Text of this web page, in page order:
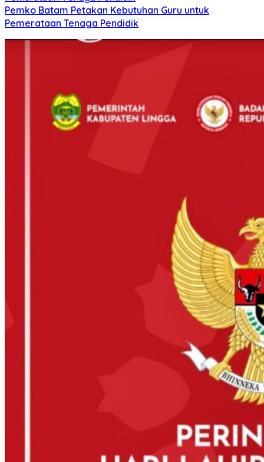
Pemko Batam Petakan Kebutuhan Guru untuk
Pemerataan Tenaga Pendidik